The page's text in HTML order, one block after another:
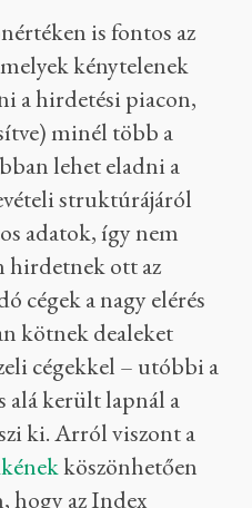
is fontos az
kénytelenek
a hirdetési piacon,
minél több a
lehet eladni a
struktúrájáról
adatok, így nem
hirdetnek ott az
cégek a nagy elérés
kötnek dealeket
cégekkel – utóbbi a
alá került lapnál a
ki. Arról viszont a
köszönhetően
hogy az Index